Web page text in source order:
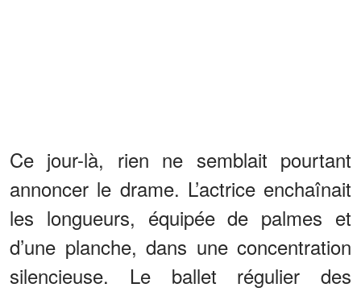
Ce jour-là, rien ne semblait pourtant
annoncer le drame. L’actrice enchaînait
les longueurs, équipée de palmes et
d’une planche, dans une concentration
silencieuse. Le ballet régulier des